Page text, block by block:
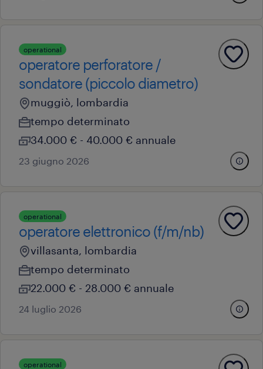
operational
operatore perforatore /
sondatore (piccolo diametro)
muggiò, lombardia
tempo determinato
34.000 € - 40.000 € annuale
23 giugno 2026
operational
operatore elettronico (f/m/nb)
villasanta, lombardia
tempo determinato
22.000 € - 28.000 € annuale
24 luglio 2026
operational